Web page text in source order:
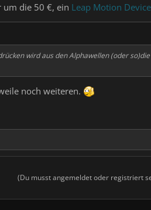
die 50 €, ein Leap Motion Device
wird aus den Alphawellen (oder
noch weiteren.
(Du musst angemeldet oder registriert